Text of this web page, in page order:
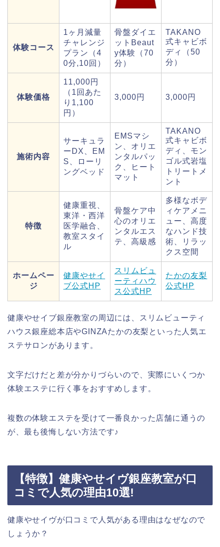
体験コース
1ヶ月減量
チャレンジ
プラン（4
0分,10回）
骨盤ダイエ
ットBeaut
y体験（70
分）
TAKANO
式キャビボ
ディ（50
分）
体験価格
11,000円
（1回あた
り1,100
円）
3,000円 3,000円
施術内容
サーキュラ
ーDX、EM
S、ローリ
ングベッド
EMSマシ
ン、オリエ
ンタルパッ
ク、ヒート
マット
TAKANO
式キャビボ
ディ、モン
ゴル式岩塩
トリートメ
ント
特徴
健康重視、
東洋・西洋
医学融合、
教室スタイ
ル
骨盤ケア中
心のオリエ
ンタルエス
テ、高級感
多様なボデ
ィケアメニ
ュー、高度
なハンド技
術、リラッ
クス空間
ホームペー
ジ
健康やせイ
ブ公式HP
スリムビュ
ーティハウ
ス公式HP
たかの友梨
公式HP
健康やせイブ銀座教室の周辺には、スリムビューティ
ハウス銀座総本店やGINZAたかの友梨といった人気エ
ステサロンがあります。
文字だけだと差が分かりづらいので、実際にいくつか
体験エステに行く事をおすすめします。
複数の体験エステを受けて一番良かった店舗に通うの
が、最も後悔しない方法です♪
【特徴】健康やせイヴ銀座教室が口
コミで人気の理由10選!
健康やせイヴが口コミで人気がある理由はなぜなので
しょうか？